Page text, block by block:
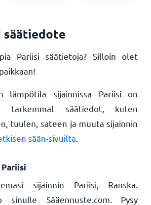
säätiedote
Pariisi säätietoja? Silloin olet
lämpötila sijainnissa Pariisi on
tarkemmat säätiedot, kuten
tuulen, sateen ja muuta sijainnin
sään-sivuilta
Pariisi
sijainnin Pariisi, Ranska.
sinulle Sääennuste.com. Pysy